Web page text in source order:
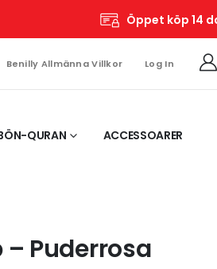
Öppet köp 14
Benilly Allmänna Villkor Log In
QURAN ACCESSOARER
Puderrosa